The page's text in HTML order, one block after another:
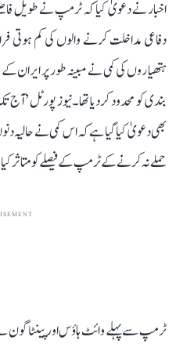
اخبار نے دعویٰ کیا کہ ٹرمپ نے طویل
دفاعی مداخلت کرنے والوں کی کم
ہتھیاروں کی کمی نے مبینہ طور پر ایران
بندی کو محدود کر دیا تھا۔نیوز پورٹل
بھی دعویٰ کیا گیا ہے کہ اس کمی نے حالیہ
حملے نہ کرنے کے ٹرمپ کے فیصلے کو متاثر
ٹرمپ سے پہلے وائٹ ہاؤس اور پینٹاگون